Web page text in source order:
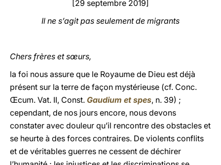
[29 septembre 2019]
Il ne s’agit pas seulement de migrants
Chers frères et sœurs,
la foi nous assure que le Royaume de Dieu est déjà
présent sur la terre de façon mystérieuse (cf. Conc.
Œcum. Vat. II, Const. Gaudium et spes, n. 39) ;
cependant, de nos jours encore, nous devons
constater avec douleur qu’il rencontre des obstacles et
se heurte à des forces contraires. De violents conflits
et de véritables guerres ne cessent de déchirer